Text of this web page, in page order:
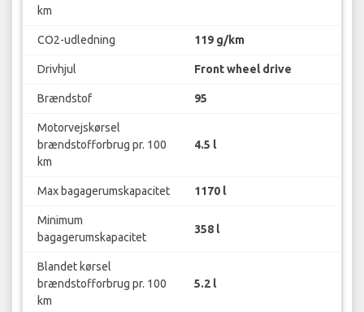
km
CO2-udledning 119 g/km
Drivhjul Front wheel drive
Brændstof 95
Motorvejskørsel
brændstofforbrug pr. 100
km
4.5 l
Max bagagerumskapacitet 1170 l
Minimum
bagagerumskapacitet
358 l
Blandet kørsel
brændstofforbrug pr. 100
km
5.2 l